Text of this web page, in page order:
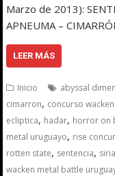
Marzo de 2013):
APNEUMA –
LEER MÁS
Inicio abyssal
cimarron, concurso
ecliptica, hadar, horror on
metal uruguayo, rise
rotten state, sentencia, siria
wacken metal battle